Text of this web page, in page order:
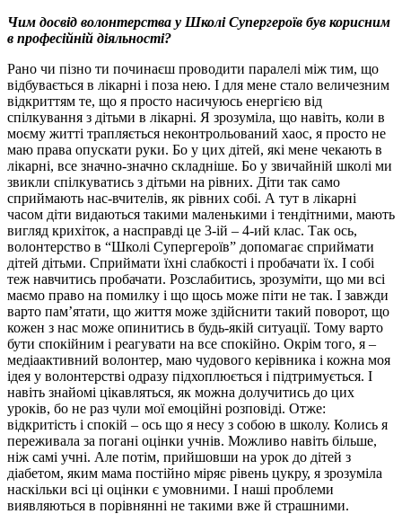
Чим досвід волонтерства у Школі Супергероїв був корисним
в професійній діяльності?
Рано чи пізно ти починаєш проводити паралелі між тим, що
відбувається в лікарні і поза нею. І для мене стало величезним
відкриттям те, що я просто насичуюсь енергією від
спілкування з дітьми в лікарні. Я зрозуміла, що навіть, коли в
моєму житті трапляється неконтрольований хаос, я просто не
маю права опускати руки. Бо у цих дітей, які мене чекають в
лікарні, все значно-значно складніше. Бо у звичайній школі ми
звикли спілкуватись з дітьми на рівних. Діти так само
сприймають нас-вчителів, як рівних собі. А тут в лікарні
часом діти видаються такими маленькими і тендітними, мають
вигляд крихіток, а насправді це 3-ій – 4-ий клас. Так ось,
волонтерство в “Школі Супергероїв” допомагає сприймати
дітей дітьми. Сприймати їхні слабкості і пробачати їх. І собі
теж навчитись пробачати. Розслабитись, зрозуміти, що ми всі
маємо право на помилку і що щось може піти не так. І завжди
варто пам’ятати, що життя може здійснити такий поворот, що
кожен з нас може опинитись в будь-якій ситуації. Тому варто
бути спокійним і реагувати на все спокійно. Окрім того, я –
медіаактивний волонтер, маю чудового керівника і кожна моя
ідея у волонтерстві одразу підхоплюється і підтримується. І
навіть знайомі цікавляться, як можна долучитись до цих
уроків, бо не раз чули мої емоційні розповіді. Отже:
відкритість і спокій – ось що я несу з собою в школу. Колись я
переживала за погані оцінки учнів. Можливо навіть більше,
ніж самі учні. Але потім, прийшовши на урок до дітей з
діабетом, яким мама постійно міряє рівень цукру, я зрозуміла
наскільки всі ці оцінки є умовними. І наші проблеми
виявляються в порівнянні не такими вже й страшними.